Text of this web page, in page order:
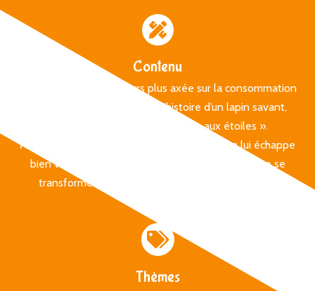
Contenu
Dans une société toujours plus axée sur la consommation
et la surmédiatisation, voici l’histoire d’un lapin savant,
génial inventeur de la « Carotte aux étoiles ».
Malheureusement, cette fabuleuse invention lui échappe
bien vite. « On se demande s’il est bon qu’un rêve se
transforme en argent » se demande notre héros.
Thèmes